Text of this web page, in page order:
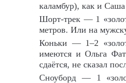
каламбур), как и
Шорт-трек — 1
метров. Или на
Коньки — 1–2
имеются и Ольга
сдаётся, не сказал
Сноуборд — 1